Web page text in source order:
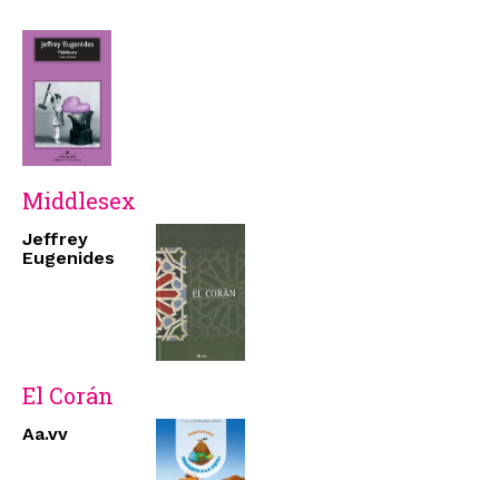
Middlesex
Jeffrey
Eugenides
El Corán
Aa.vv